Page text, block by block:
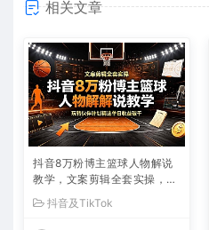
相关文章
抖音8万粉博主篮球人物解说
教学，文案剪辑全套实操，玩
转伙伴计划精选单日收益破千
抖音及TikTok